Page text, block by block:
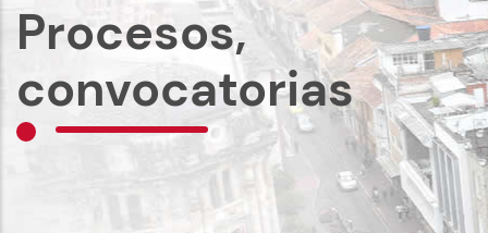
Procesos,
convocatorias